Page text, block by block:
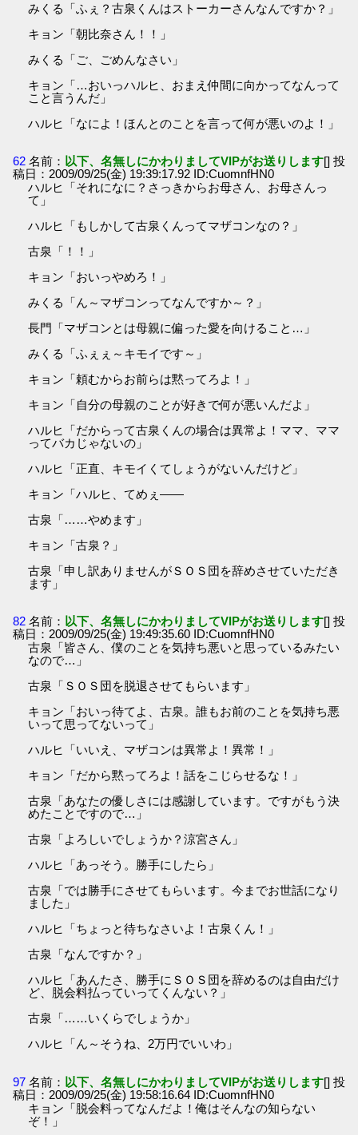
みくる「ふぇ？古泉くんはストーカーさんなんですか？」
キョン「朝比奈さん！！」
みくる「ご、ごめんなさい」
キョン「…おいっハルヒ、おまえ仲間に向かってなんって
こと言うんだ」
ハルヒ「なによ！ほんとのことを言って何が悪いのよ！」
62 名前： 以下、名無しにかわりましてVIPがお送りします[] 投
稿日：2009/09/25(金) 19:39:17.92 ID:CuomnfHN0
ハルヒ「それになに？さっきからお母さん、お母さんっ
て」
ハルヒ「もしかして古泉くんってマザコンなの？」
古泉「！！」
キョン「おいっやめろ！」
みくる「ん～マザコンってなんですか～？」
長門「マザコンとは母親に偏った愛を向けること…」
みくる「ふぇぇ～キモイです～」
キョン「頼むからお前らは黙ってろよ！」
キョン「自分の母親のことが好きで何が悪いんだよ」
ハルヒ「だからって古泉くんの場合は異常よ！ママ、ママ
ってバカじゃないの」
ハルヒ「正直、キモイくてしょうがないんだけど」
キョン「ハルヒ、てめぇ――
古泉「……やめます」
キョン「古泉？」
古泉「申し訳ありませんがＳＯＳ団を辞めさせていただき
ます」
82 名前： 以下、名無しにかわりましてVIPがお送りします[] 投
稿日：2009/09/25(金) 19:49:35.60 ID:CuomnfHN0
古泉「皆さん、僕のことを気持ち悪いと思っているみたい
なので…」
古泉「ＳＯＳ団を脱退させてもらいます」
キョン「おいっ待てよ、古泉。誰もお前のことを気持ち悪
いって思ってないって」
ハルヒ「いいえ、マザコンは異常よ！異常！」
キョン「だから黙ってろよ！話をこじらせるな！」
古泉「あなたの優しさには感謝しています。ですがもう決
めたことですので…」
古泉「よろしいでしょうか？涼宮さん」
ハルヒ「あっそう。勝手にしたら」
古泉「では勝手にさせてもらいます。今までお世話になり
ました」
ハルヒ「ちょっと待ちなさいよ！古泉くん！」
古泉「なんですか？」
ハルヒ「あんたさ、勝手にＳＯＳ団を辞めるのは自由だけ
ど、脱会料払っていってくんない？」
古泉「……いくらでしょうか」
ハルヒ「ん～そうね、2万円でいいわ」
97 名前： 以下、名無しにかわりましてVIPがお送りします[] 投
稿日：2009/09/25(金) 19:58:16.64 ID:CuomnfHN0
キョン「脱会料ってなんだよ！俺はそんなの知らない
ぞ！」